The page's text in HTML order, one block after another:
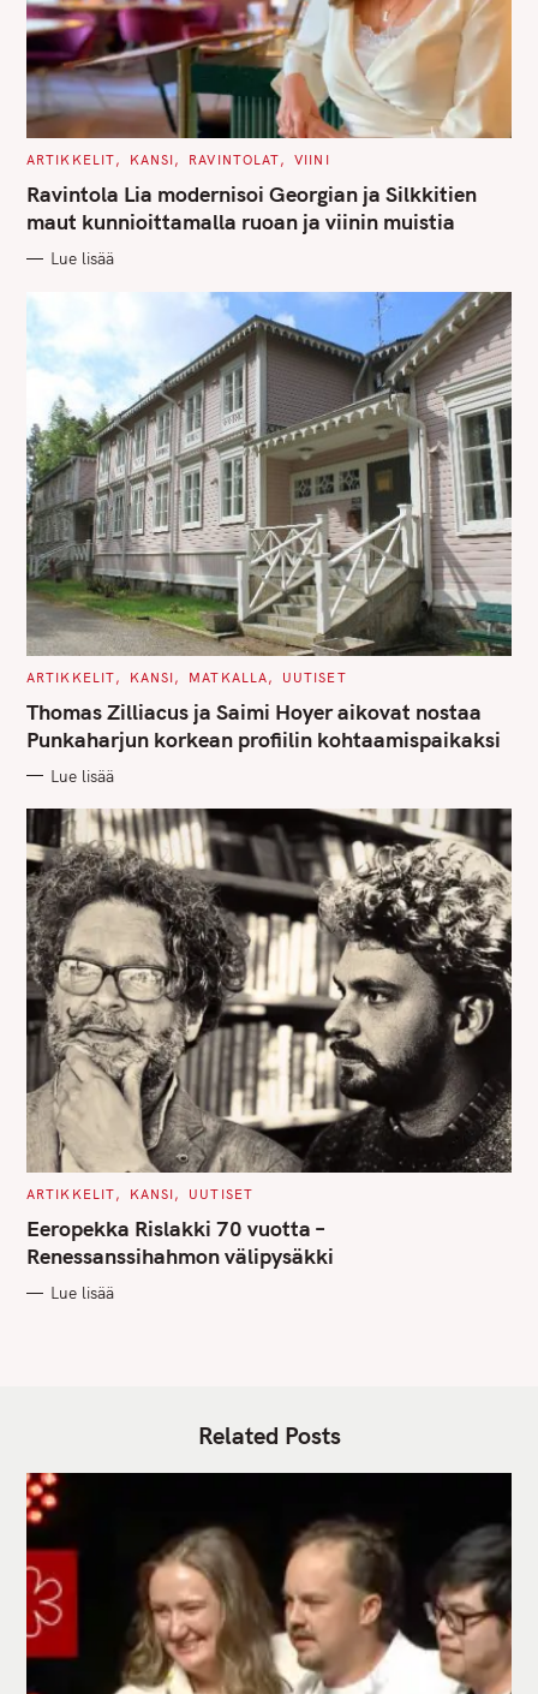
C
T
E
G
O
I
ARTIKKELIT KANSI RAVINTOLAT VIINI
Ravintola Lia modernisoi Georgian ja Silkkitien
maut kunnioittamalla ruoan ja viinin muistia
Lue lisää
C
T
E
G
O
I
S
ARTIKKELIT KANSI MATKALLA UUTISET
Thomas Zilliacus ja Saimi Hoyer aikovat nostaa
Punkaharjun korkean profiilin kohtaamispaikaksi
Lue lisää
C
T
E
G
O
I
ARTIKKELIT KANSI UUTISET
Eeropekka Rislakki 70 vuotta –
Renessanssihahmon välipysäkki
Lue lisää
Related Posts